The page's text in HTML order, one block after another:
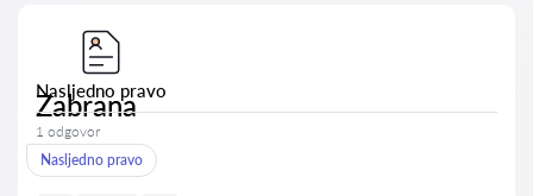
Nasljedno pravo
Zabrana
1 odgovor
Nasljedno pravo